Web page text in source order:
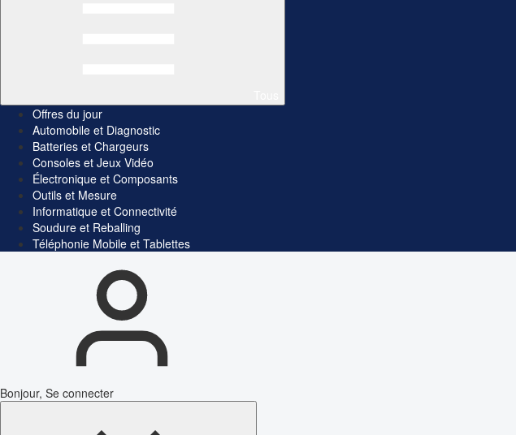
Offres du jour
Automobile et Diagnostic
Batteries et Chargeurs
Consoles et Jeux Vidéo
Électronique et Composants
Outils et Mesure
Informatique et Connectivité
Soudure et Reballing
Téléphonie Mobile et Tablettes
Bonjour, Se connecter